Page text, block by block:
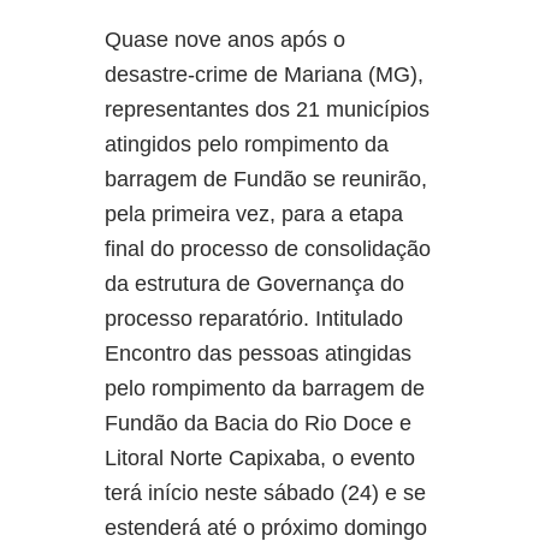
Quase nove anos após o
desastre-crime de Mariana (MG),
representantes dos 21 municípios
atingidos pelo rompimento da
barragem de Fundão se reunirão,
pela primeira vez, para a etapa
final do processo de consolidação
da estrutura de Governança do
processo reparatório. Intitulado
Encontro das pessoas atingidas
pelo rompimento da barragem de
Fundão da Bacia do Rio Doce e
Litoral Norte Capixaba, o evento
terá início neste sábado (24) e se
estenderá até o próximo domingo